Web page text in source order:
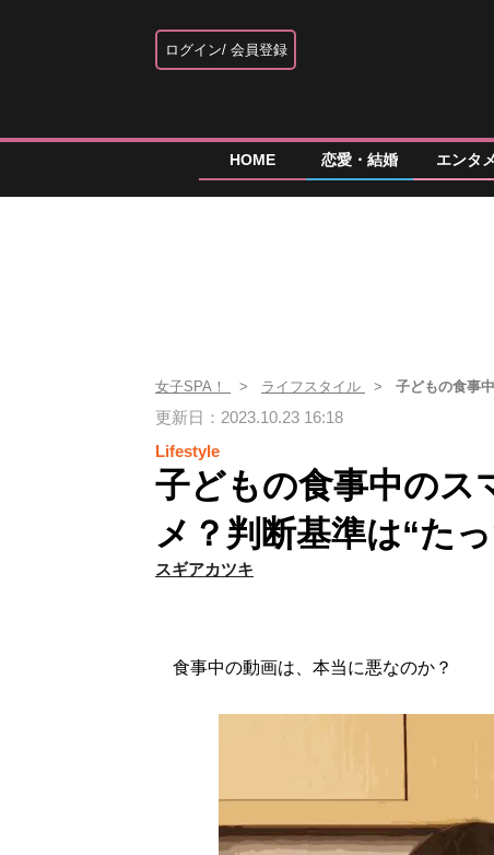
ログイン 会員登録
HOME 恋愛・結婚 エンタメ
女子SPA！ ライフスタイル 子どもの食事
更新日：2023.10.23 16:18
Lifestyle
子どもの食事中のス
メ？判断基準は“た
スギアカツキ
食事中の動画は、本当に悪なのか？